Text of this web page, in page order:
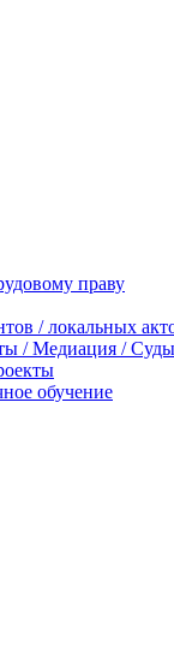
праву
/ локальных
/ Медиация / Суды
обучение